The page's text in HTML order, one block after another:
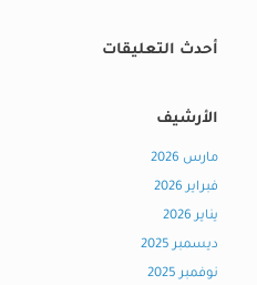
أحدث التعليقات
الأرشيف
مارس 2026
فبراير 2026
يناير 2026
ديسمبر 2025
نوفمبر 2025